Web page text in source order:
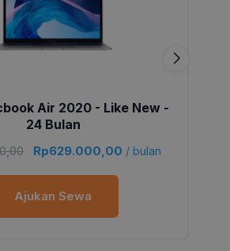
Air 2020 - Like New -
24 Bulan
Rp629.000,00 / bulan
Ajukan Sewa